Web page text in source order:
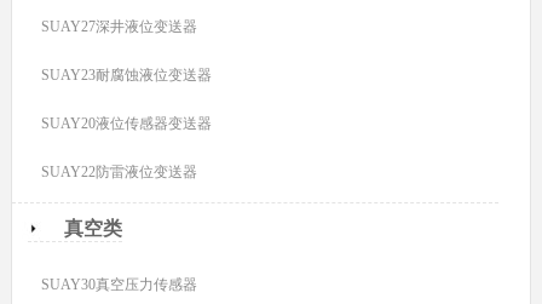
SUAY27深井液位变送器
SUAY23耐腐蚀液位变送器
SUAY20液位传感器变送器
SUAY22防雷液位变送器
真空类
SUAY30真空压力传感器